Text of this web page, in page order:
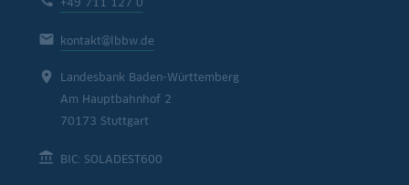
kontakt@lbbw.de
Landesbank Baden-Württemberg
Am Hauptbahnhof 2
70173 Stuttgart
BIC: SOLADEST600